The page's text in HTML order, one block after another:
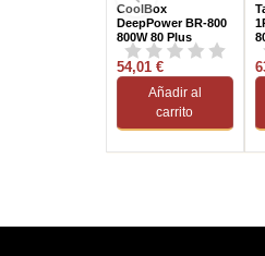
CoolBox
DeepPower BR-800
800W 80 Plus
Bronze
54,01 €
Añadir al
carrito